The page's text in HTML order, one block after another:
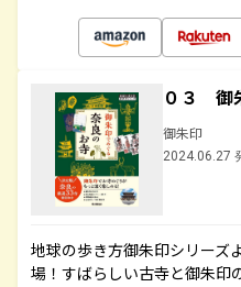
０３ 御
御朱印
2024.06.27
地球の歩き方御朱印シリーズ
場！すばらしい古寺と御朱印